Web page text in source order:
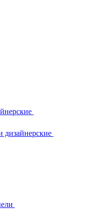
дизайнерские